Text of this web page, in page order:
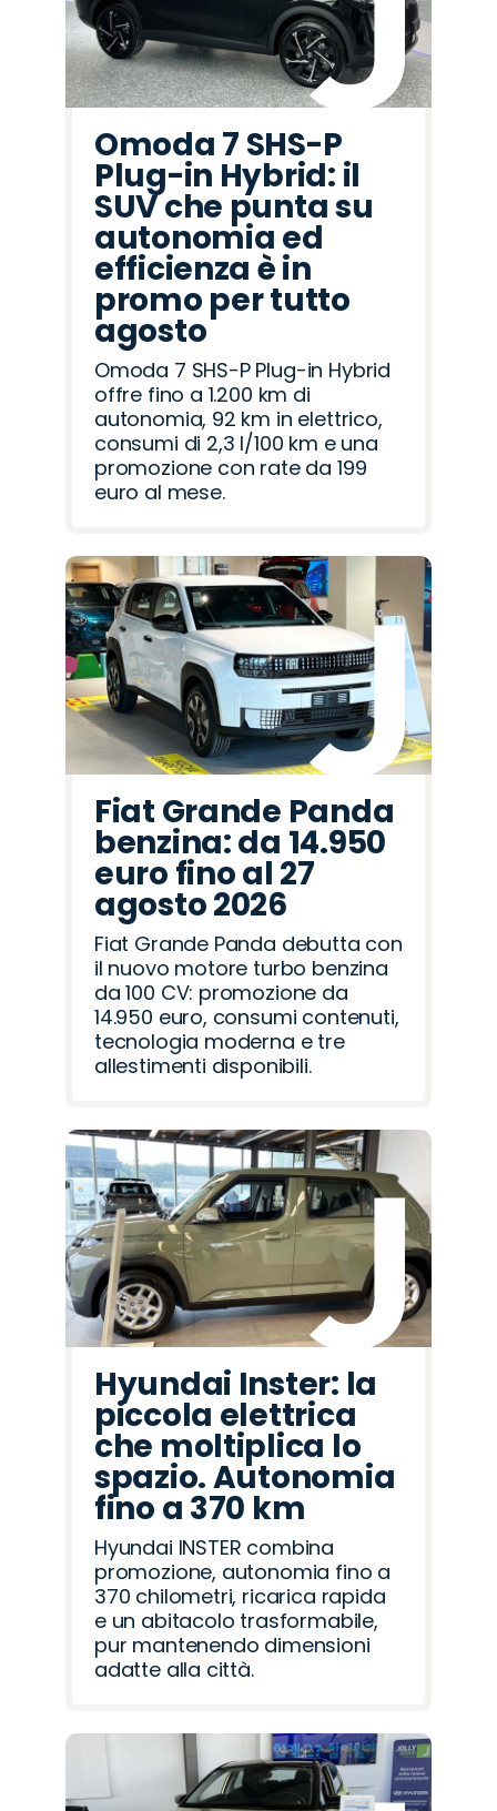
Omoda 7 SHS-P
Plug-in Hybrid: il
SUV che punta su
autonomia ed
efficienza è in
promo per tutto
agosto
Omoda 7 SHS-P Plug-in Hybrid
offre fino a 1.200 km di
autonomia, 92 km in elettrico,
consumi di 2,3 l/100 km e una
promozione con rate da 199
euro al mese.
Fiat Grande Panda
benzina: da 14.950
euro fino al 27
agosto 2026
Fiat Grande Panda debutta con
il nuovo motore turbo benzina
da 100 CV: promozione da
14.950 euro, consumi contenuti,
tecnologia moderna e tre
allestimenti disponibili.
Hyundai Inster: la
piccola elettrica
che moltiplica lo
spazio. Autonomia
fino a 370 km
Hyundai INSTER combina
promozione, autonomia fino a
370 chilometri, ricarica rapida
e un abitacolo trasformabile,
pur mantenendo dimensioni
adatte alla città.